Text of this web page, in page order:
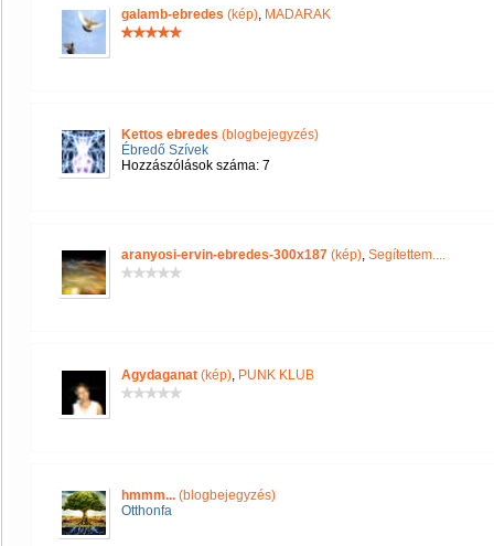
galamb-ebredes (kép), MADARAK
Kettos ebredes (blogbejegyzés)
Ébredő Szívek
Hozzászólások száma: 7
aranyosi-ervin-ebredes-300x187 (kép), Segítettem....
Agydaganat (kép), PUNK KLUB
hmmm... (blogbejegyzés)
Otthonfa